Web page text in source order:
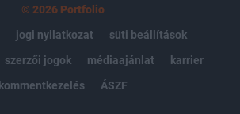
© 2026 Portfolio
jogi nyilatkozat
süti beállítások
szerzői jogok médiaajánlat
karrier
kommentkezelés
ÁSZF